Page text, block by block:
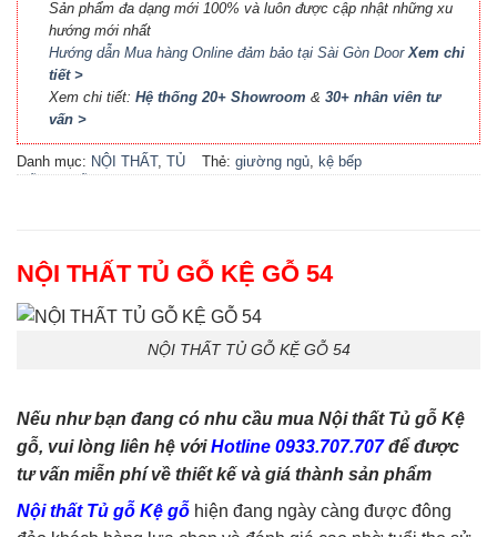
Sản phẩm đa dạng mới 100% và luôn được cập nhật những xu
hướng mới nhất
Hướng dẫn Mua hàng Online đảm bảo tại Sài Gòn DoorXem chi
tiết >
Xem chi tiết: Hệ thống 20+ Showroom & 30+ nhân viên tư
vấn >
Danh mục: NỘI THẤT, TỦ
Thẻ:giường ngủ, kệ bếp
bếp,tủ bếp đẹp ,tủ gỗ
tivi
NỘI THẤT TỦ GỖ KỆ GỖ 54
NỘI THẤT TỦ GỖ KỆ GỖ 54
Nếu như bạn đang có nhu cầu mua Nội thất Tủ gỗ Kệ
gỗ, vui lòng liên hệ vớiHotline 0933.707.707để được
tư vấn miễn phí về thiết kế và giá thành sản phẩm
Nội thất Tủ gỗ Kệ gỗ hiện đang ngày càng được đông